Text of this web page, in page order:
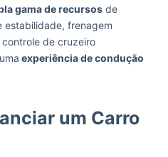
gama de recursos de
estabilidade, frenagem
de cruzeiro
experiência de condução
um Carro